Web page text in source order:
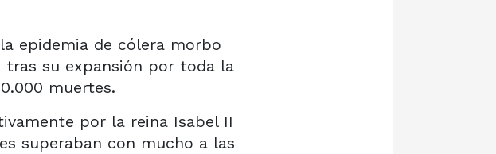
epidemia de cólera morbo
tras su expansión por toda la
muertes.
por la reina Isabel II
superaban con mucho a las